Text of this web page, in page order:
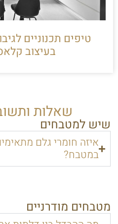
טיפים תכנוניים
בעיצוב
שאלות
שיש למטבחים
איזה חומרי גלם
במטבח?
מטבחים מודרניים